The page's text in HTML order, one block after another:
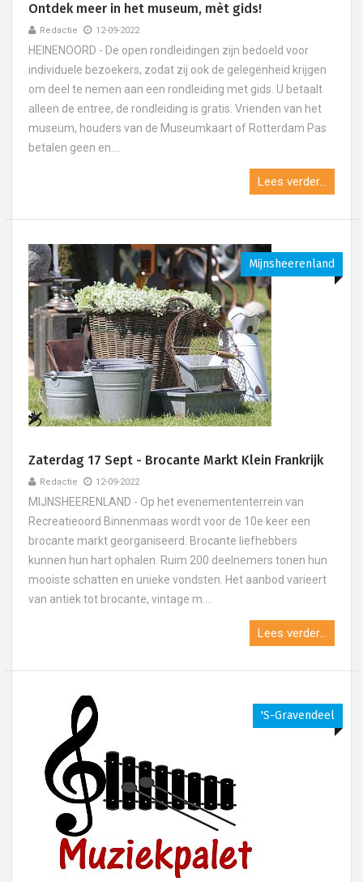
Ontdek meer in het museum, mèt gids!
Redactie 12-09-2022
HEINENOORD - De open rondleidingen zijn bedoeld voor
individuele bezoekers, zodat zij ook de gelegenheid krijgen
om deel te nemen aan een rondleiding met gids. U betaalt
alleen de entree, de rondleiding is gratis. Vrienden van het
museum, houders van de Museumkaart of Rotterdam Pas
betalen geen en....
Lees verder...
Mijnsheerenland
Zaterdag 17 Sept - Brocante Markt Klein Frankrijk
Redactie 12-09-2022
MIJNSHEERENLAND - Op het evenemententerrein van
Recreatieoord Binnenmaas wordt voor de 10e keer een
brocante markt georganiseerd. Brocante liefhebbers
kunnen hun hart ophalen. Ruim 200 deelnemers tonen hun
mooiste schatten en unieke vondsten. Het aanbod varieert
van antiek tot brocante, vintage m....
Lees verder...
's-Gravendeel